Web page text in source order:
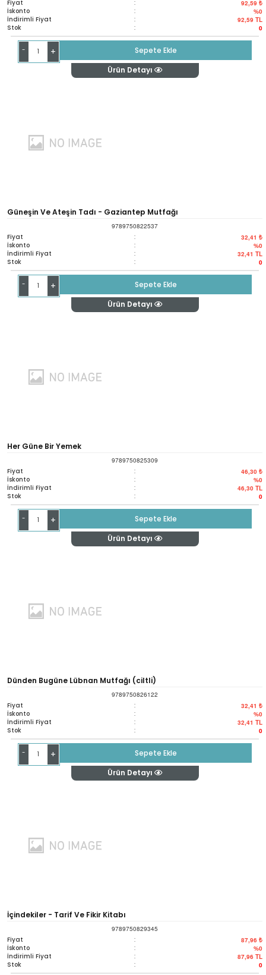
Fiyat : 92,59 ₺
İskonto : %0
İndirimli Fiyat : 92,59 TL
Stok : 0
- +
Sepete Ekle
Ürün Detayı
Güneşin Ve Ateşin Tadı - Gaziantep Mutfağı
9789750822537
Fiyat : 32,41 ₺
İskonto : %0
İndirimli Fiyat : 32,41 TL
Stok : 0
- +
Sepete Ekle
Ürün Detayı
Her Güne Bir Yemek
9789750825309
Fiyat : 46,30 ₺
İskonto : %0
İndirimli Fiyat : 46,30 TL
Stok : 0
- +
Sepete Ekle
Ürün Detayı
Dünden Bugüne Lübnan Mutfağı (ciltli)
9789750826122
Fiyat : 32,41 ₺
İskonto : %0
İndirimli Fiyat : 32,41 TL
Stok : 0
- +
Sepete Ekle
Ürün Detayı
İçindekiler - Tarif Ve Fikir Kitabı
9789750829345
Fiyat : 87,96 ₺
İskonto : %0
İndirimli Fiyat : 87,96 TL
Stok : 0